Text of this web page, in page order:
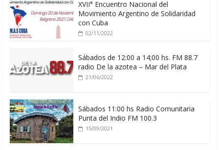
XVII° Encuentro Nacional del
Movimiento Argentino de Solidaridad
con Cuba
02/11/2022
Sábados de 12:00 a 14;00 hs. FM 88.7
radio De la azotea – Mar del Plata
21/06/2022
Sábados 11:00 hs Radio Comunitaria
Punta del Indio FM 100.3
15/09/2021